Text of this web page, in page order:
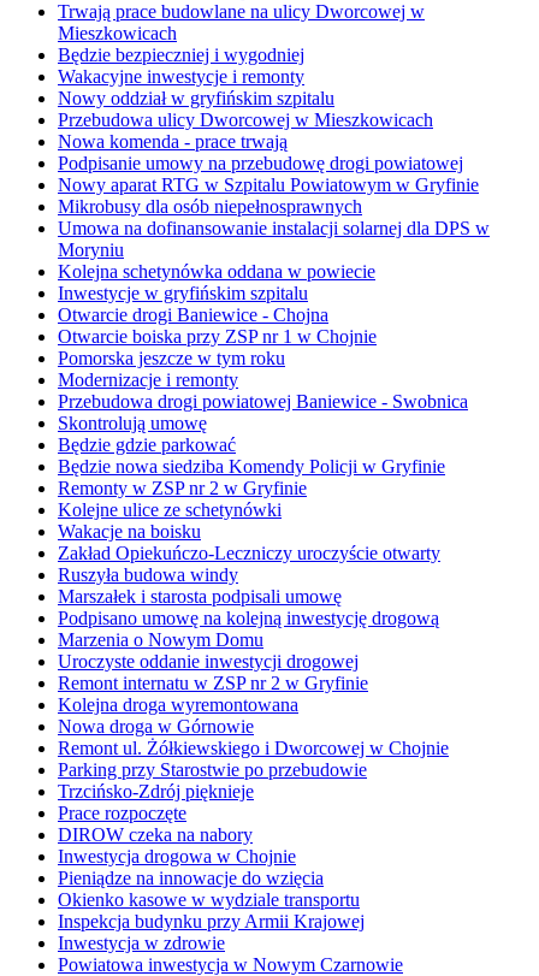
Trwają prace budowlane na ulicy Dworcowej w
Mieszkowicach
Będzie bezpieczniej i wygodniej
Wakacyjne inwestycje i remonty
Nowy oddział w gryfińskim szpitalu
Przebudowa ulicy Dworcowej w Mieszkowicach
Nowa komenda - prace trwają
Podpisanie umowy na przebudowę drogi powiatowej
Nowy aparat RTG w Szpitalu Powiatowym w Gryfinie
Mikrobusy dla osób niepełnosprawnych
Umowa na dofinansowanie instalacji solarnej dla DPS w
Moryniu
Kolejna schetynówka oddana w powiecie
Inwestycje w gryfińskim szpitalu
Otwarcie drogi Baniewice - Chojna
Otwarcie boiska przy ZSP nr 1 w Chojnie
Pomorska jeszcze w tym roku
Modernizacje i remonty
Przebudowa drogi powiatowej Baniewice - Swobnica
Skontrolują umowę
Będzie gdzie parkować
Będzie nowa siedziba Komendy Policji w Gryfinie
Remonty w ZSP nr 2 w Gryfinie
Kolejne ulice ze schetynówki
Wakacje na boisku
Zakład Opiekuńczo-Leczniczy uroczyście otwarty
Ruszyła budowa windy
Marszałek i starosta podpisali umowę
Podpisano umowę na kolejną inwestycję drogową
Marzenia o Nowym Domu
Uroczyste oddanie inwestycji drogowej
Remont internatu w ZSP nr 2 w Gryfinie
Kolejna droga wyremontowana
Nowa droga w Górnowie
Remont ul. Żółkiewskiego i Dworcowej w Chojnie
Parking przy Starostwie po przebudowie
Trzcińsko-Zdrój pięknieje
Prace rozpoczęte
DIROW czeka na nabory
Inwestycja drogowa w Chojnie
Pieniądze na innowacje do wzięcia
Okienko kasowe w wydziale transportu
Inspekcja budynku przy Armii Krajowej
Inwestycja w zdrowie
Powiatowa inwestycja w Nowym Czarnowie